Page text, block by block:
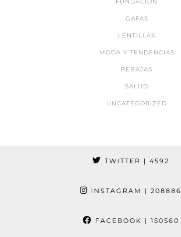
FUNDACIÓN
GAFAS
LENTILLAS
MODA Y TENDENCIAS
REBAJAS
SALUD
UNCATEGORIZED
TWITTER | 4592
INSTAGRAM | 208886
FACEBOOK | 150560